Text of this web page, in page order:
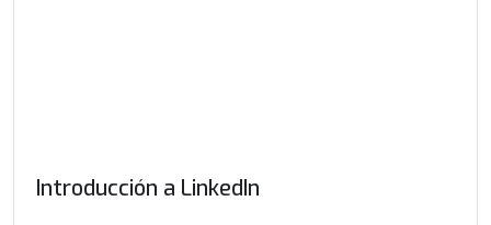
Introducción a LinkedIn